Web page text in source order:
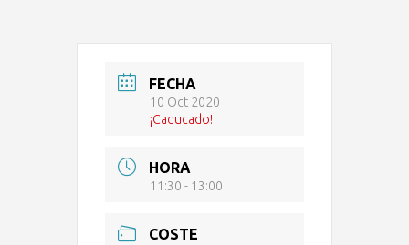
FECHA
10 Oct 2020
¡Caducado!
HORA
11:30 - 13:00
COSTE